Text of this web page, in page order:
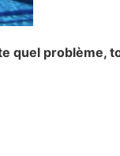
quel problème,